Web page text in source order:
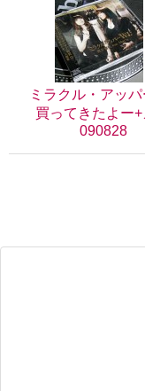
ミラクル・アッ
買ってきたよー+
090828